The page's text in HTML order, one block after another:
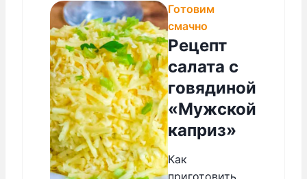
Готовим
смачно
Рецепт
салата с
говядиной
«Мужской
каприз»
Как
приготовить